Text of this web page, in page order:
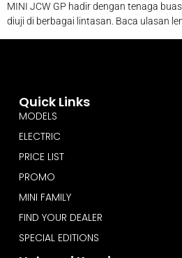
MINI JCW GP hadir dengan tenaga
diuji di berbagai lintasan. Baca ulasan
Quick Links
MODELS
ELECTRIC
PRICE LIST
PROMO
MINI FAMILY
FIND YOUR DEALER
SPECIAL EDITIONS